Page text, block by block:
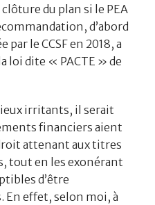
du plan si le PEA
d’abord
le CCSF en 2018, a
loi dite « PACTE » de
irritants, il serait
financiers aient
attenant aux titres
tout en les exonérant
d’être
effet, selon moi, à